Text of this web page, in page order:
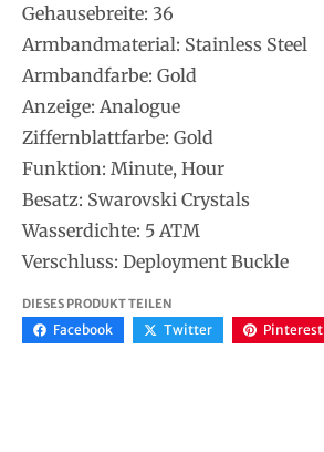
Gehausebreite: 36
Armbandmaterial: Stainless Steel
Armbandfarbe: Gold
Anzeige: Analogue
Ziffernblattfarbe: Gold
Funktion: Minute, Hour
Besatz: Swarovski Crystals
Wasserdichte: 5 ATM
Verschluss: Deployment Buckle
DIESES PRODUKT TEILEN
Facebook Twitter Pinterest